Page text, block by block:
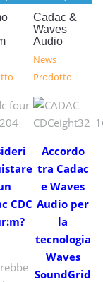
CDC
Cadac &
Waves
Audio
News
Prodotto
Accordo
tra Cadac
e Waves
Audio per
la
tecnologia
Waves
SoundGrid